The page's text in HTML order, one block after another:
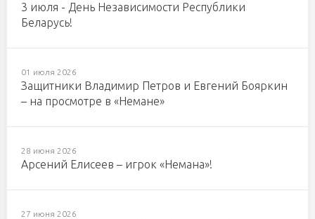
3 июля - День Независимости Республики
Беларусь!
01 июля 2026
Защитники Владимир Петров и Евгений Бояркин
– на просмотре в «Немане»
28 июня 2026
Арсений Елисеев – игрок «Немана»!
27 июня 2026